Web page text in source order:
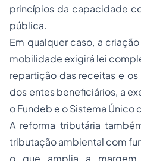
princípios da capacidade
pública.
Em qualquer caso, a
mobilidade exigirá lei
repartição das receitas e
dos entes beneficiários, a
o Fundeb e o Sistema Único
A reforma tributária
tributação ambiental com